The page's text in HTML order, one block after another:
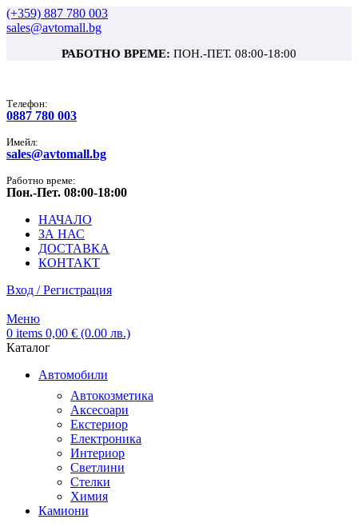
(+359) 887 780 003
sales@avtomall.bg
РАБОТНО ВРЕМЕ: ПОН.-ПЕТ. 08:00-18:00
Tелефон:
0887 780 003
Имейл:
sales@avtomall.bg
Работно време:
Пон.-Пет. 08:00-18:00
НАЧАЛО
ЗА НАС
ДОСТАВКА
КОНТАКТ
Вход / Регистрация
Меню
0 items 0,00 € (0.00 лв.)
Каталог
Автомобили
Автокозметика
Аксесоари
Екстериор
Електроника
Интериор
Светлини
Стелки
Химия
Камиони